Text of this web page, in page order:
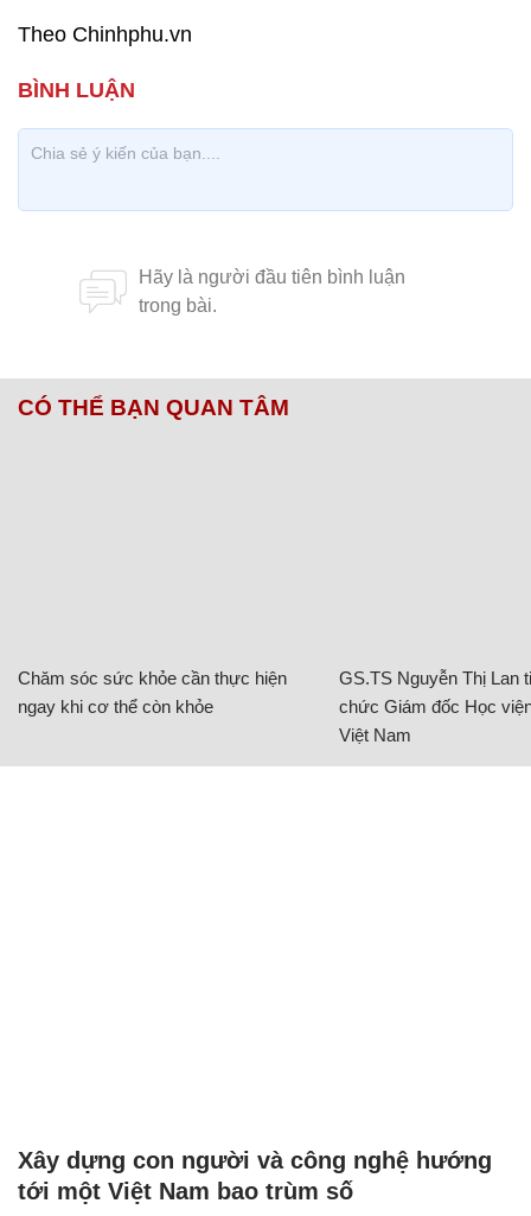
Theo Chinhphu.vn
CÓ THỂ BẠN QUAN TÂM
Chăm sóc sức khỏe cần thực hiện
ngay khi cơ thể còn khỏe
GS.TS Nguyễn Thị Lan
chức Giám đốc Học
Việt Nam
Xây dựng con người và công nghệ hướng
tới một Việt Nam bao trùm số